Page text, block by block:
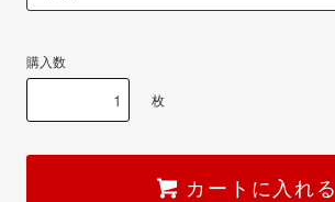
購入数
枚
カートに入れる